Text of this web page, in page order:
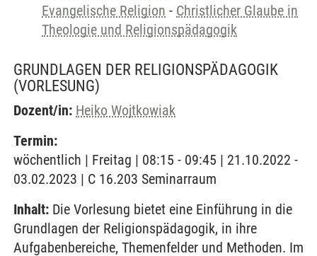
Evangelische Religion - Christlicher Glaube in
Theologie und Religionspädagogik
GRUNDLAGEN DER RELIGIONSPÄDAGOGIK
(VORLESUNG)
Dozent/in: Heiko Wojtkowiak
Termin:
wöchentlich | Freitag | 08:15 - 09:45 | 21.10.2022 -
03.02.2023 | C 16.203 Seminarraum
Inhalt: Die Vorlesung bietet eine Einführung in die
Grundlagen der Religionspädagogik, in ihre
Aufgabenbereiche, Themenfelder und Methoden. Im